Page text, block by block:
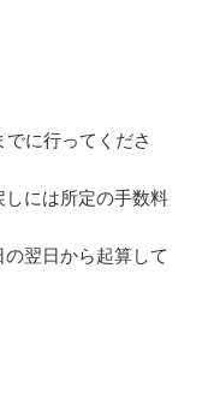
に行ってくださ
には所定の手数料
翌日から起算して